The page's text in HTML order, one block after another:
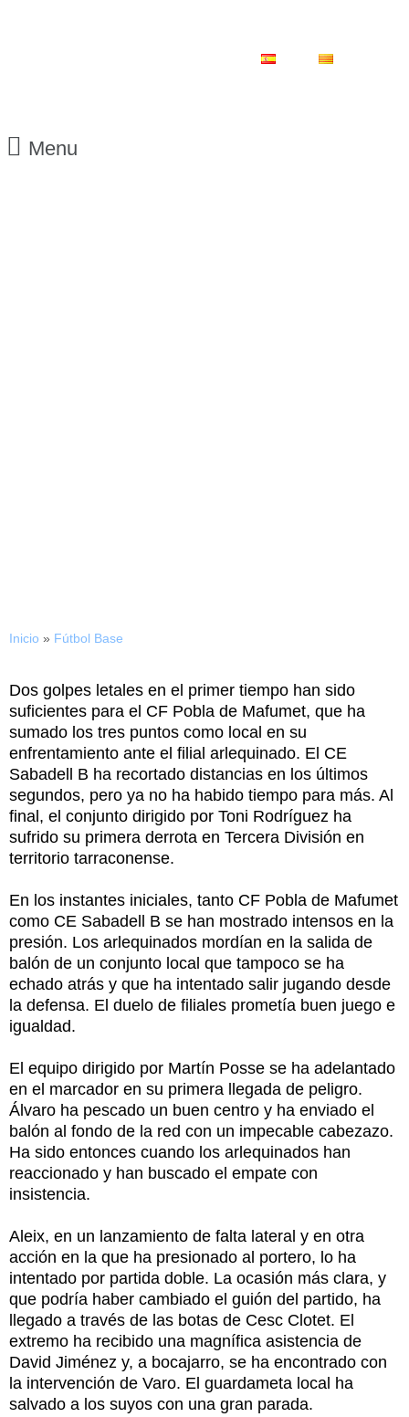
Menu
Inicio » Fútbol Base
Dos golpes letales en el primer tiempo han sido
suficientes para el CF Pobla de Mafumet, que ha
sumado los tres puntos como local en su
enfrentamiento ante el filial arlequinado. El CE
Sabadell B ha recortado distancias en los últimos
segundos, pero ya no ha habido tiempo para más. Al
final, el conjunto dirigido por Toni Rodríguez ha
sufrido su primera derrota en Tercera División en
territorio tarraconense.
En los instantes iniciales, tanto CF Pobla de Mafumet
como CE Sabadell B se han mostrado intensos en la
presión. Los arlequinados mordían en la salida de
balón de un conjunto local que tampoco se ha
echado atrás y que ha intentado salir jugando desde
la defensa. El duelo de filiales prometía buen juego e
igualdad.
El equipo dirigido por Martín Posse se ha adelantado
en el marcador en su primera llegada de peligro.
Álvaro ha pescado un buen centro y ha enviado el
balón al fondo de la red con un impecable cabezazo.
Ha sido entonces cuando los arlequinados han
reaccionado y han buscado el empate con
insistencia.
Aleix, en un lanzamiento de falta lateral y en otra
acción en la que ha presionado al portero, lo ha
intentado por partida doble. La ocasión más clara, y
que podría haber cambiado el guión del partido, ha
llegado a través de las botas de Cesc Clotet. El
extremo ha recibido una magnífica asistencia de
David Jiménez y, a bocajarro, se ha encontrado con
la intervención de Varo. El guardameta local ha
salvado a los suyos con una gran parada.